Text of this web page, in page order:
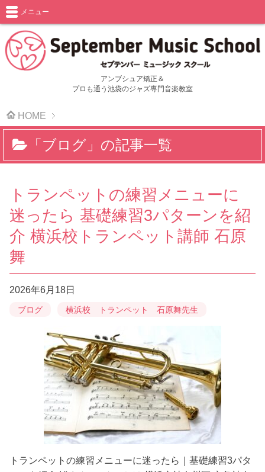
アンブシュア矯正＆
プロも通う池袋のジャズ専門音楽教室
メニュー
HOME
「ブログ」の記事一覧
トランペットの練習メニューに
迷ったら 基礎練習3パターンを紹
介 横浜校トランペット講師 石原
舞
2026年6月18日
ブログ 横浜校 トランペット 石原舞先生
トランペットの練習メニューに迷ったら｜基礎練習3パタ